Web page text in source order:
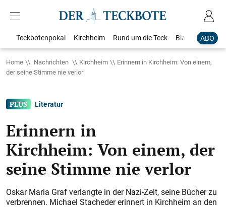
ABO
Teckbotenpokal Kirchheim Rund um die Teck Blaulicht
Home Nachrichten Kirchheim
Erinnern in Kirchheim: Von einem,
der seine Stimme nie verlor
Literatur
Erinnern in
Kirchheim: Von einem, der
seine Stimme nie verlor
Oskar Maria Graf verlangte in der Nazi-Zeit, seine Bücher zu
verbrennen. Michael Stacheder erinnert in Kirchheim an den